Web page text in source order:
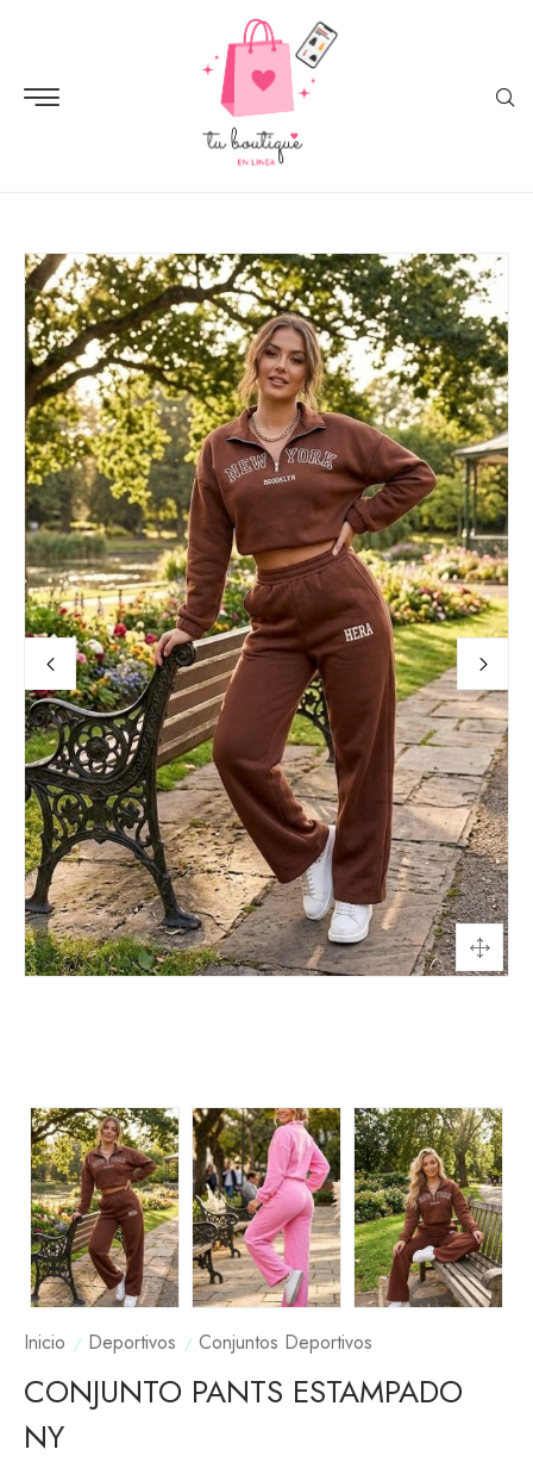
Inicio Deportivos Conjuntos Deportivos
CONJUNTO PANTS ESTAMPADO
NY